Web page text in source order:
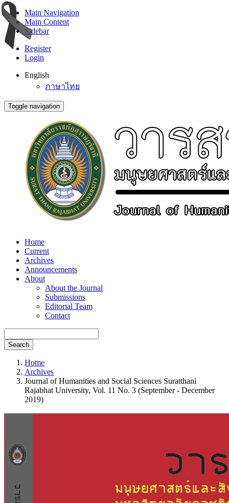
Main Navigation
Main Content
Sidebar
Register
Login
English
ภาษาไทย
Toggle navigation
Home
Current
Archives
Announcements
About
About the Journal
Submissions
Editorial Team
Contact
Search
Home
Archives
Journal of Humanities and Social Sciences Suratthani
Rajabhat University, Vol. 11 No. 3 (September - December
2019)